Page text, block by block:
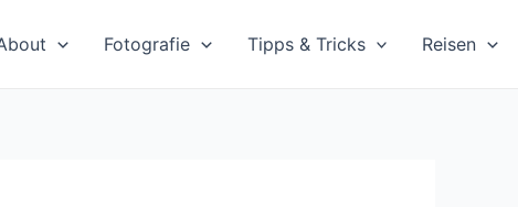
Fotografie Tipps & Tricks Reisen